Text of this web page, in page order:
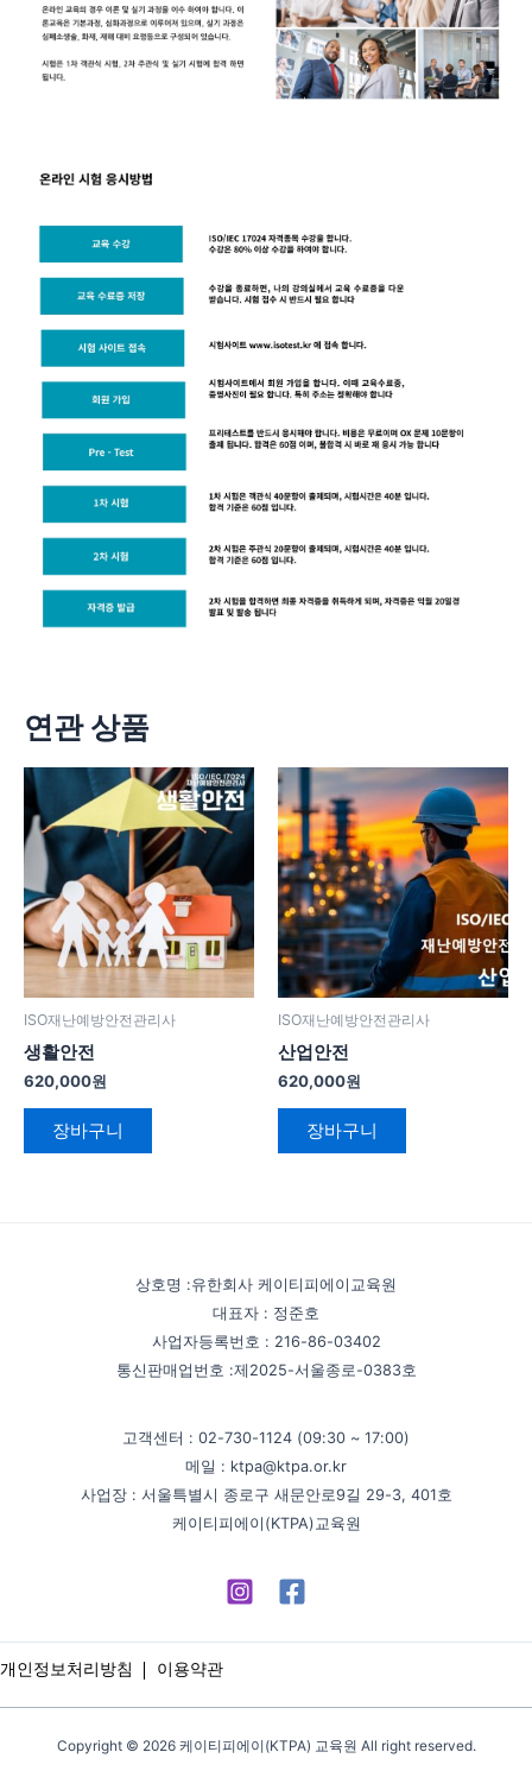
연관 상품
ISO재난예방안전관리사
생활안전
620,000원
장바구니
ISO재난예방안전관리사
산업안전
620,000원
장바구니
상호명 :유한회사 케이티피에이교육원
대표자 : 정준호
사업자등록번호 : 216-86-03402
통신판매업번호 :제2025-서울종로-0383호
고객센터 : 02-730-1124 (09:30 ~ 17:00)
메일 : ktpa@ktpa.or.kr
사업장 : 서울특별시 종로구 새문안로9길 29-3, 401호
케이티피에이(KTPA)교육원
개인정보처리방침 이용약관
Copyright © 2026 케이티피에이(KTPA) 교육원 All right reserved.